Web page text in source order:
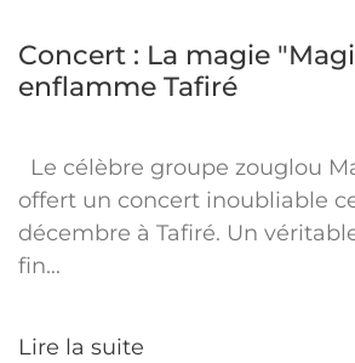
Concert : La magie
enflamme Tafiré
Le célèbre groupe zouglou
offert un concert inoubliable
décembre à Tafiré. Un
fin...
Lire la suite